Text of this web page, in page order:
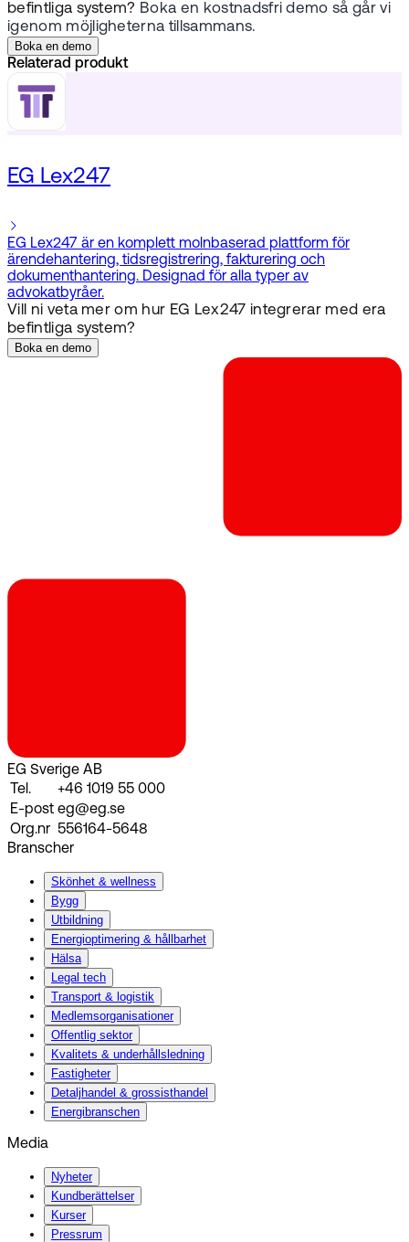
befintliga system? Boka en kostnadsfri demo så går vi
igenom möjligheterna tillsammans.
Boka en demo
Relaterad produkt
EG Lex247
EG Lex247 är en komplett molnbaserad plattform för
ärendehantering, tidsregistrering, fakturering och
dokumenthantering. Designad för alla typer av
advokatbyråer.
Vill ni veta mer om hur EG Lex247 integrerar med era
befintliga system?
Boka en demo
EG Sverige AB
Tel.
+46 1019 55 000
E-post eg@eg.se
Org.nr 556164-5648
Branscher
Skönhet & wellness
Bygg
Utbildning
Energi­optimering & hållbarhet
Hälsa
Legal tech
Transport & logistik
Medlemsorganisationer
Offentlig sektor
Kvalitets & underhållsledning
Fastigheter
Detaljhandel & grossisthandel
Energibranschen
Media
Nyheter
Kundberättelser
Kurser
Pressrum